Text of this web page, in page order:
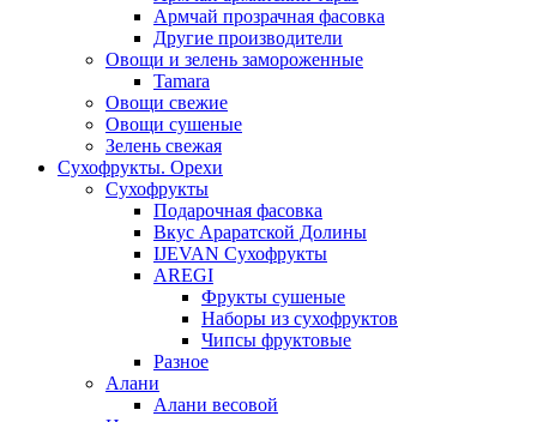
Армчай прозрачная фасовка
Другие производители
Овощи и зелень замороженные
Tamara
Овощи свежие
Овощи сушеные
Зелень свежая
Сухофрукты. Орехи
Сухофрукты
Подарочная фасовка
Вкус Араратской Долины
IJEVAN Сухофрукты
AREGI
Фрукты сушеные
Наборы из сухофруктов
Чипсы фруктовые
Разное
Алани
Алани весовой